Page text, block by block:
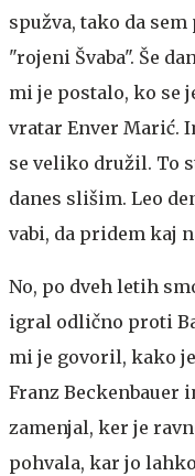
spužva, tako da
"rojeni Švaba". Še
mi je postalo, ko se
vratar Enver Marić.
se veliko družil. To
danes slišim. Leo
vabi, da pridem kaj
No, po dveh letih
igral odlično proti
mi je govoril, kako
Franz Beckenbauer
zamenjal, ker je
pohvala, kar jo